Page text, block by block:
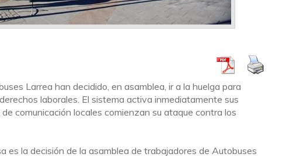
Larrea han decidido, en asamblea, ir a la huelga para
laborales. El sistema activa inmediatamente sus
comunicación locales comienzan su ataque contra los
es la decisión de la asamblea de trabajadores de Autobuses